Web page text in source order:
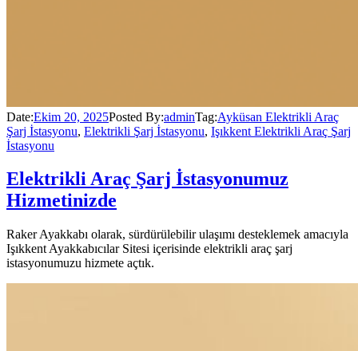
Date:Ekim 20, 2025Posted By:adminTag:Ayküsan Elektrikli Araç
Şarj İstasyonu, Elektrikli Şarj İstasyonu, Işıkkent Elektrikli Araç Şarj
İstasyonu
Elektrikli Araç Şarj İstasyonumuz
Hizmetinizde
Raker Ayakkabı olarak, sürdürülebilir ulaşımı desteklemek amacıyla
Işıkkent Ayakkabıcılar Sitesi içerisinde elektrikli araç şarj
istasyonumuzu hizmete açtık.